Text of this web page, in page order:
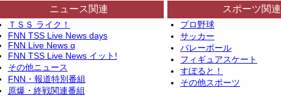
ニュース関連
ＴＳＳ ライク！
FNN TSS Live News days
FNN Live News α
FNN TSS Live News イット!
その他ニュース
FNN・報道特別番組
原爆・終戦関連番組
スポーツ関連
プロ野球
サッカー
バレーボール
フィギュアスケート
すぽると！
その他スポーツ